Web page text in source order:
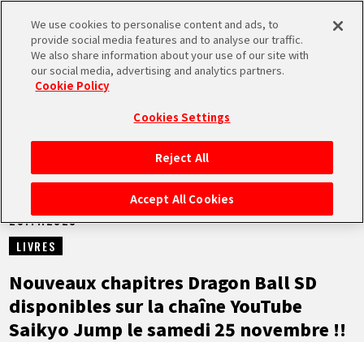
MEN
ACCUEIL
NEWS
À NE PAS MANQUER
VIDÉOS
NEWS
25.11.2023
LIVRES
Nouveaux chapitres Dragon Ball SD
disponibles sur la chaîne YouTube
Saikyo Jump le samedi 25 novembre !!
We use cookies to personalise content and ads, to
provide social media features and to analyse our traffic.
We also share information about your use of our site with
our social media, advertising and analytics partners.
Cookie Policy
Cookies Settings
Reject All
Accept All Cookies